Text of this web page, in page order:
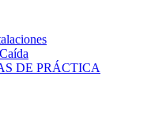
DE PRÁCTICA